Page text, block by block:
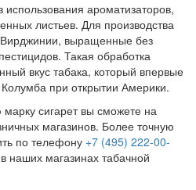
использования ароматизаторов,
листьев. Для производства
выращенные без
Такая обработка
вкус табака, который впервые
при открытии Америки.
марку сигарет вы сможете на
магазинов. Более точную
по телефону +7 (495) 222-00-
наших магазинах табачной